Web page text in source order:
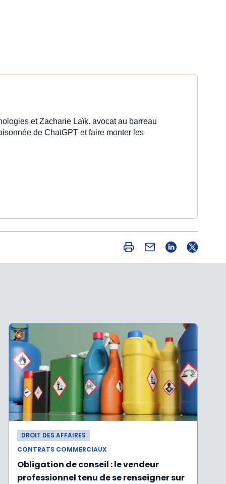
et Zacharie Laïk. avocat au barreau
de ChatGPT et faire monter les
DROIT DES AFFAIRES
CONTRATS COMMERCIAUX
Obligation de conseil : le vendeur
professionnel tenu de se renseigner sur